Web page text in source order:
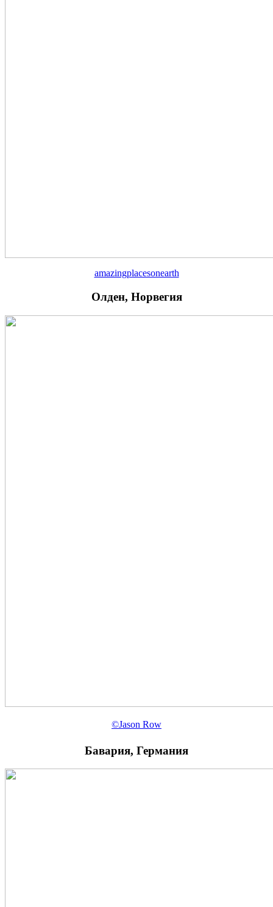
amazingplacesonearth
Олден, Норвегия
©Jason Row
Бавария, Германия